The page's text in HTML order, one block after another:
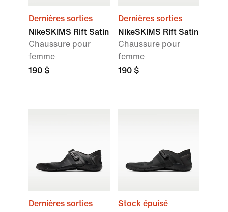
Dernières sorties
NikeSKIMS Rift Satin
Chaussure pour
femme
190 $
Dernières sorties
NikeSKIMS Rift Satin
Chaussure pour
femme
190 $
Dernières sorties
Stock épuisé